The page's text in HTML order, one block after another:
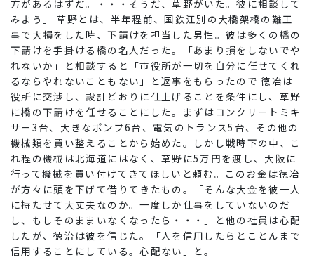
方があるはずだ。・・・そうだ、草野がいた。彼に相談して
みよう」 草野とは、半年程前、国鉄江別の大橋架橋の難工
事で大損をした時、下請けを担当した男性。彼は多くの橋の
下請けを手掛ける橋の名人だった。「あまり損をしないでや
れないか」と相談すると「市役所が一切を自分に任せてくれ
るならやれないこともない」と返事をもらったので 徳冶は
役所に交渉し、設計どおりに仕上げることを条件にし、草野
に橋の下請けを任せることにした。まずはコンクリートミキ
サー3台、大きなポンプ6台、電気のトランス5台、その他の
機械類を買い整えることから始めた。しかし戦時下の中、こ
れ程の機械は北海道にはなく、草野に5万円を渡し、大阪に
行って機械を買い付けてきてほしいと頼む。このお金は徳冶
が方々に頭を下げて借りてきたもの。「そんな大金を彼一人
に持たせて大丈夫なのか。一度しか仕事をしていないのだ
し、もしそのままいなくなったら・・・」と他の社員は心配
したが、徳治は彼を信じた。「人を信用したらとことんまで
信用することにしている。心配ない」と。